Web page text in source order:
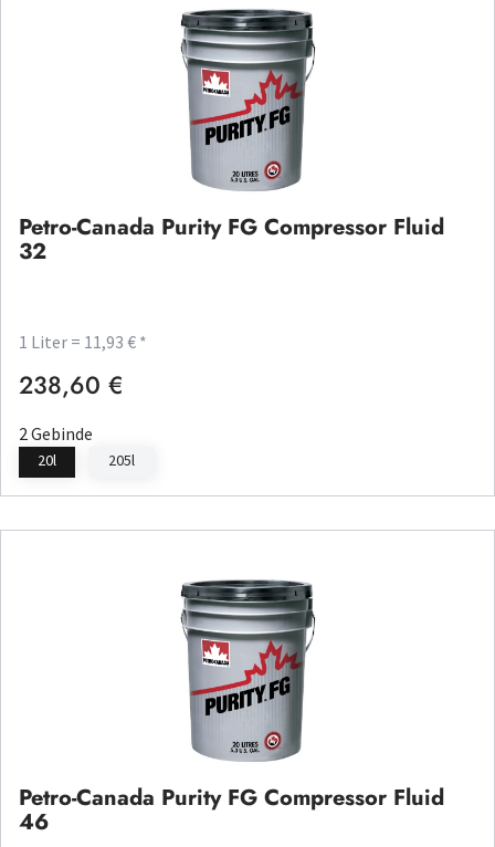
Petro-Canada Purity FG Compressor Fluid
32
1 Liter = 11,93 € *
Regulärer Preis:
238,60 €
2 Gebinde
20l 205l
Petro-Canada Purity FG Compressor Fluid
46